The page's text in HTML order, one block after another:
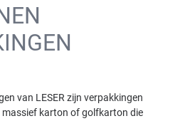
van LESER zijn verpakkingen
karton of golfkarton die